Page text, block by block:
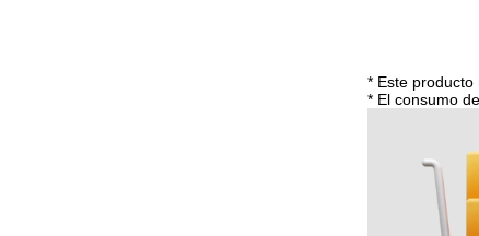
* Este producto
* El consumo